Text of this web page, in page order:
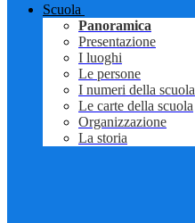
Scuola
Panoramica
Presentazione
I luoghi
Le persone
I numeri della scuola
Le carte della scuola
Organizzazione
La storia